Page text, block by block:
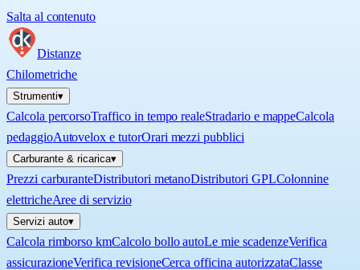
Salta al contenuto
Distanze
Chilometriche
Strumenti▾
Calcola percorsoTraffico in tempo realeStradario e mappeCalcola
pedaggioAutovelox e tutorOrari mezzi pubblici
Carburante & ricarica▾
Prezzi carburanteDistributori metanoDistributori GPLColonnine
elettricheAree di servizio
Servizi auto▾
Calcola rimborso kmCalcolo bollo autoLe mie scadenzeVerifica
assicurazioneVerifica revisioneCerca officina autorizzataClasse